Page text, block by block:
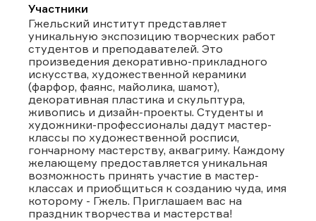
Участники
Гжельский институт представляет
уникальную экспозицию творческих работ
студентов и преподавателей. Это
произведения декоративно-прикладного
искусства, художественной керамики
(фарфор, фаянс, майолика, шамот),
декоративная пластика и скульптура,
живопись и дизайн-проекты. Студенты и
художники-профессионалы дадут мастер-
классы по художественной росписи,
гончарному мастерству, аквагриму. Каждому
желающему предоставляется уникальная
возможность принять участие в мастер-
классах и приобщиться к созданию чуда, имя
которому - Гжель. Приглашаем вас на
праздник творчества и мастерства!